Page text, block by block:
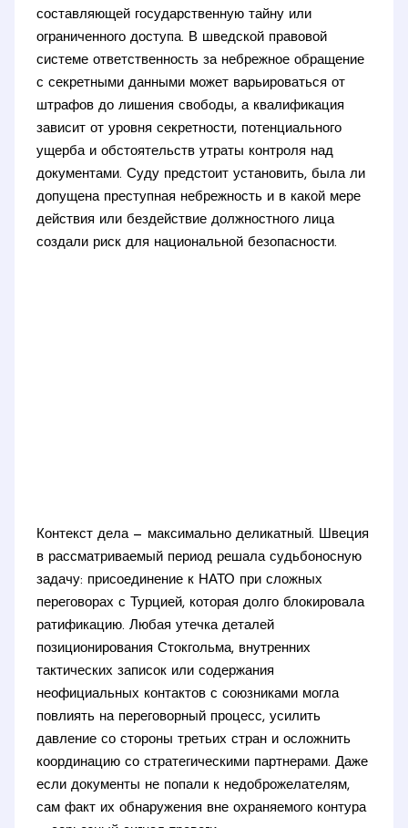
составляющей государственную тайну или
ограниченного доступа. В шведской правовой
системе ответственность за небрежное обращение
с секретными данными может варьироваться от
штрафов до лишения свободы, а квалификация
зависит от уровня секретности, потенциального
ущерба и обстоятельств утраты контроля над
документами. Суду предстоит установить, была ли
допущена преступная небрежность и в какой мере
действия или бездействие должностного лица
создали риск для национальной безопасности.
Контекст дела — максимально деликатный. Швеция
в рассматриваемый период решала судьбоносную
задачу: присоединение к НАТО при сложных
переговорах с Турцией, которая долго блокировала
ратификацию. Любая утечка деталей
позиционирования Стокгольма, внутренних
тактических записок или содержания
неофициальных контактов с союзниками могла
повлиять на переговорный процесс, усилить
давление со стороны третьих стран и осложнить
координацию со стратегическими партнерами. Даже
если документы не попали к недоброжелателям,
сам факт их обнаружения вне охраняемого контура